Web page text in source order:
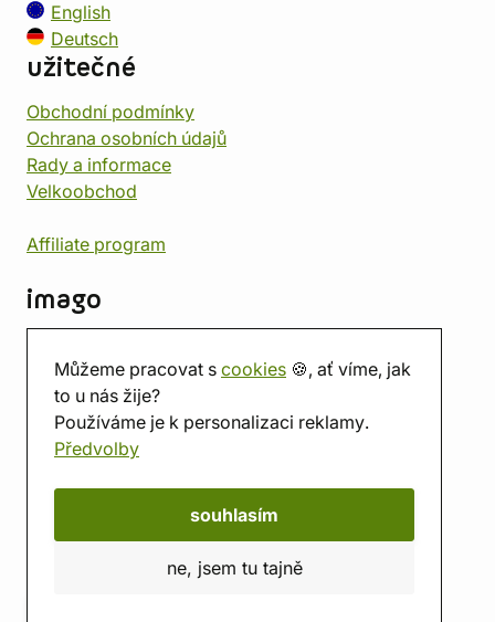
Můžeme pracovat s cookies 🍪, ať víme, jak
to u nás žije?
Používáme je k personalizaci reklamy.
Předvolby
souhlasím
ne, jsem tu tajně
English
Deutsch
užitečné
Obchodní podmínky
Ochrana osobních údajů
Rady a informace
Velkoobchod
Affiliate program
imago
Prodejna
Herna
O nás
Hodnocení obchodu